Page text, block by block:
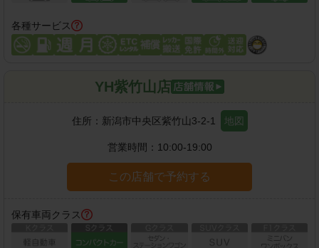
各種サービス
YH紫竹山店
住所： 新潟市中央区紫竹山3-2-1 地図
営業時間： 10:00-19:00
この店舗で予約する
保有車両クラス